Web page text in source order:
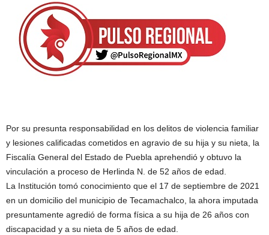
Por su presunta responsabilidad en los delitos de violencia familiar
y lesiones calificadas cometidos en agravio de su hija y su nieta, la
Fiscalía General del Estado de Puebla aprehendió y obtuvo la
vinculación a proceso de Herlinda N. de 52 años de edad.
La Institución tomó conocimiento que el 17 de septiembre de 2021
en un domicilio del municipio de Tecamachalco, la ahora imputada
presuntamente agredió de forma física a su hija de 26 años con
discapacidad y a su nieta de 5 años de edad.